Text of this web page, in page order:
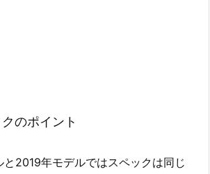
のポイント
と2019年モデルではスペックは同じ